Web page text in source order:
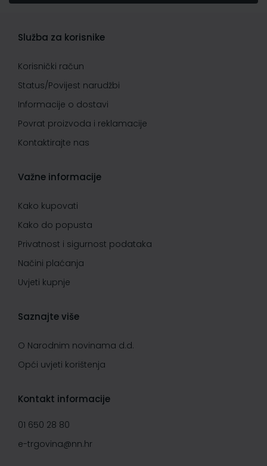
Služba za korisnike
Korisnički račun
Status/Povijest narudžbi
Informacije o dostavi
Povrat proizvoda i reklamacije
Kontaktirajte nas
Važne informacije
Kako kupovati
Kako do popusta
Privatnost i sigurnost podataka
Načini plaćanja
Uvjeti kupnje
Saznajte više
O Narodnim novinama d.d.
Opći uvjeti korištenja
Kontakt informacije
01 650 28 80
e-trgovina@nn.hr